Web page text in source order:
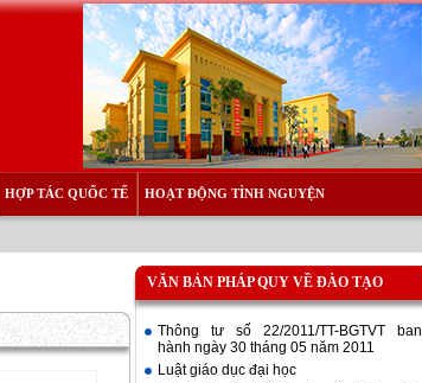
HỢP TÁC QUỐC TẾ HOẠT ĐỘNG TÌNH NGUYỆN
VĂN BẢN PHÁP QUY VỀ ĐÀO TẠO
Thông tư số 22/2011/TT-BGTVT ban
hành ngày 30 tháng 05 năm 2011
Luật giáo dục đại học